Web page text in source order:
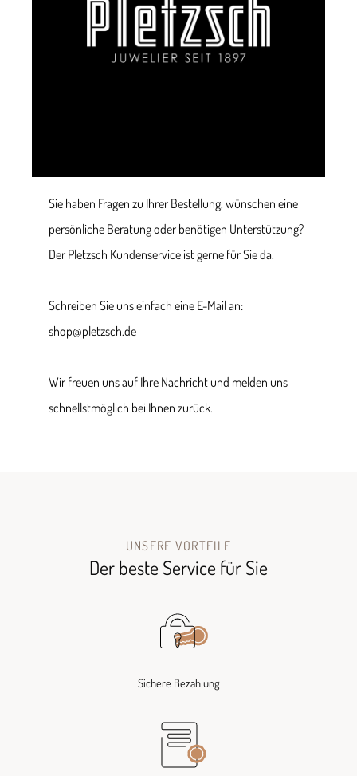
Sie haben Fragen zu Ihrer Bestellung, wünschen eine
persönliche Beratung oder benötigen Unterstützung?
Der Pletzsch Kundenservice ist gerne für Sie da.
Schreiben Sie uns einfach eine E-Mail an:
shop@pletzsch.de
Wir freuen uns auf Ihre Nachricht und melden uns
schnellstmöglich bei Ihnen zurück.
UNSERE VORTEILE
Der beste Service für Sie
Sichere Bezahlung